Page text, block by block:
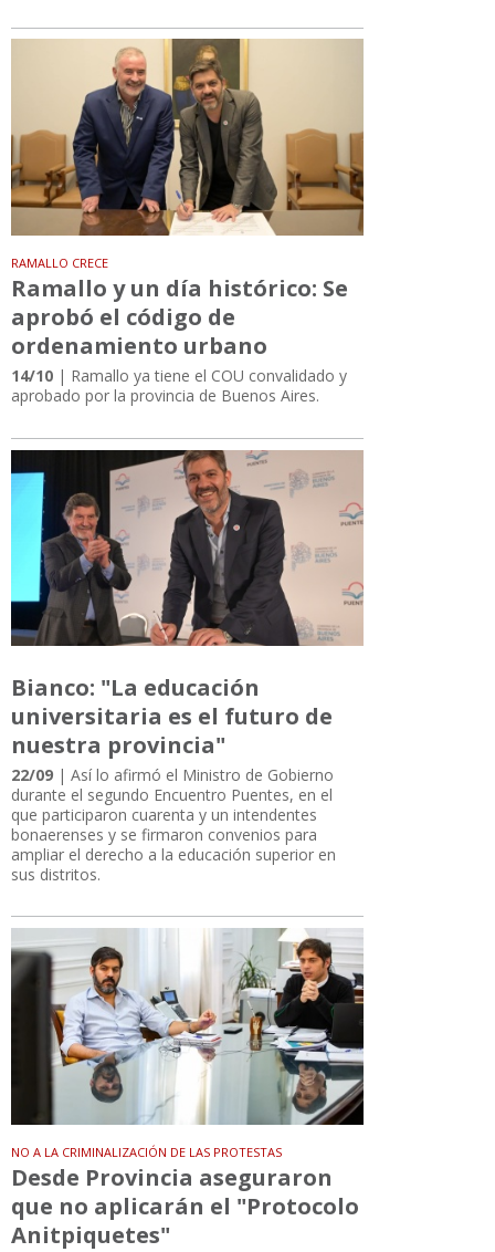
RAMALLO CRECE
Ramallo y un día histórico: Se
aprobó el código de
ordenamiento urbano
14/10 | Ramallo ya tiene el COU convalidado y
aprobado por la provincia de Buenos Aires.
Bianco: "La educación
universitaria es el futuro de
nuestra provincia"
22/09 | Así lo afirmó el Ministro de Gobierno
durante el segundo Encuentro Puentes, en el
que participaron cuarenta y un intendentes
bonaerenses y se firmaron convenios para
ampliar el derecho a la educación superior en
sus distritos.
NO A LA CRIMINALIZACIÓN DE LAS PROTESTAS
Desde Provincia aseguraron
que no aplicarán el "Protocolo
Anitpiquetes"